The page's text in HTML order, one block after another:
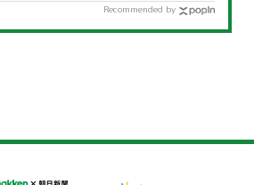
Recommended by